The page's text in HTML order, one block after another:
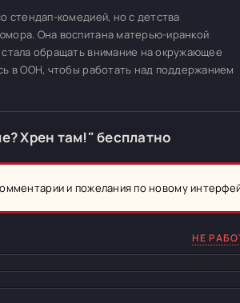
стендап-комедией, но с детства
Она воспитана матерью-иранкой
обращать внимание на окружающее
в ООН, чтобы работать над поддержанием
Хрен там!" бесплатно
и пожелания по новому
НЕ